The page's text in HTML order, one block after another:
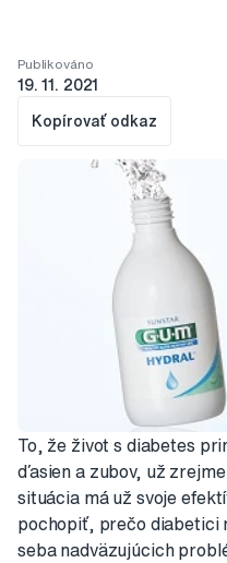
Publikováno
19. 11. 2021
Kopírovať odkaz
To, že život s diabetes
ďasien a zubov, už
situácia má už svoje
pochopiť, prečo diabetici
seba nadväzujúcich